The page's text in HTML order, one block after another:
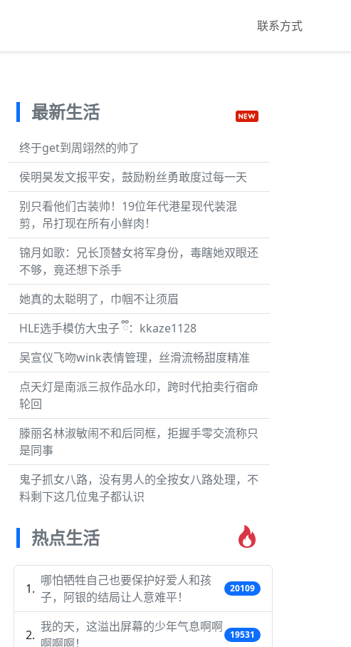
联系方式
最新生活
终于get到周翊然的帅了
侯明昊发文报平安，鼓励粉丝勇敢度过每一天
别只看他们古装帅！19位年代港星现代装混
剪，吊打现在所有小鲜肉！
锦月如歌：兄长顶替女将军身份，毒瞎她双眼还
不够，竟还想下杀手
她真的太聪明了，巾帼不让须眉
HLE选手模仿大虫子 ྀི：kkaze1128
吴宣仪飞吻wink表情管理，丝滑流畅甜度精准
点天灯是南派三叔作品水印，跨时代拍卖行宿命
轮回
滕丽名林淑敏闹不和后同框，拒握手零交流称只
是同事
鬼子抓女八路，没有男人的全按女八路处理，不
料剩下这几位鬼子都认识
热点生活
哪怕牺牲自己也要保护好爱人和孩
子，阿银的结局让人意难平！
20109
我的天，这溢出屏幕的少年气息啊啊
啊啊啊！
19531